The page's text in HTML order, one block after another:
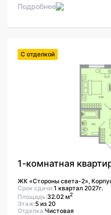
Подробнее
С отделкой
1-комнатная
ЖК «Стороны света-2»,
Срок сдачи:1 квартал 2027г.
Площадь:32.02 м2
Этаж:5 из 20
Отделка:Чистовая